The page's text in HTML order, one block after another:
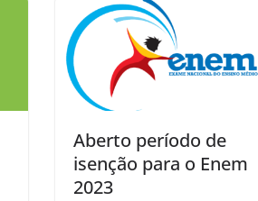
Aberto período de
isenção para o Enem
2023